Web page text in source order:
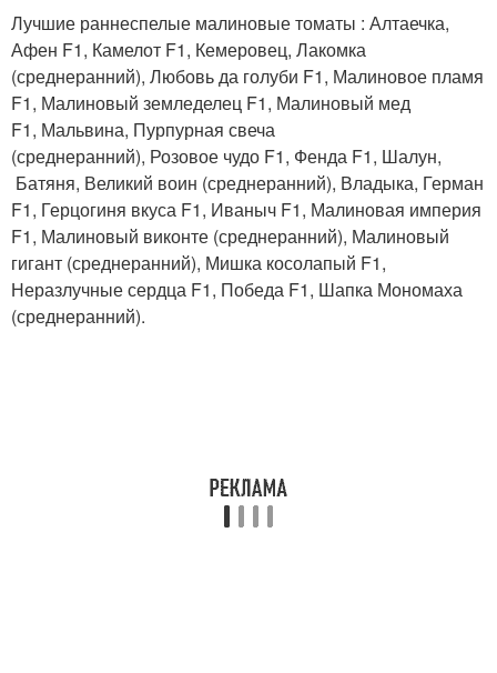
Лучшие раннеспелые малиновые томаты : Алтаечка,
Афен F1, Камелот F1, Кемеровец, Лакомка
(среднеранний), Любовь да голуби F1, Малиновое пламя
F1, Малиновый земледелец F1, Малиновый мед
F1, Мальвина, Пурпурная свеча
(среднеранний), Розовое чудо F1, Фенда F1, Шалун,
Батяня, Великий воин (среднеранний), Владыка, Герман
F1, Герцогиня вкуса F1, Иваныч F1, Малиновая империя
F1, Малиновый виконте (среднеранний), Малиновый
гигант (среднеранний), Мишка косолапый F1,
Неразлучные сердца F1, Победа F1, Шапка Мономаха
(среднеранний).